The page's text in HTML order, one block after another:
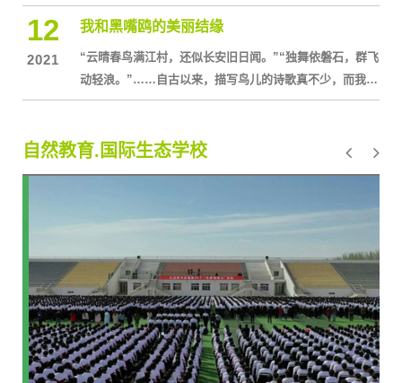
发起成立，是我国第一家环保NGO。该协会成立之初有47
名会员，现已扩大至22000人。自成立以来，协会以保护珍
稀、濒危鸟类黑嘴鸥及其栖息的海滨湿地为己任，通过保
护黑嘴鸥栖息地、开展环境教育、培育黑嘴鸥文化等三大
主要途径，使黑嘴鸥由上世纪90年代初的1200只，增加至
12
2021
我和黑嘴鸥的美丽结缘
“云晴春鸟满江村，还似长安旧日闻。”“独舞依磐石，群飞
动轻浪。”……自古以来，描写鸟儿的诗歌真不少，而我是
个幸运儿，因为有一个记者妈妈。六年前，在她的鼓励和
鸟儿的结缘。
自然教育.国际生态学校